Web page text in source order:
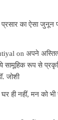
प्रसार का ऐसा जुनून
onअपने
सामूहिक रूप से
जोशी
घर ही नहीं, मन को भी